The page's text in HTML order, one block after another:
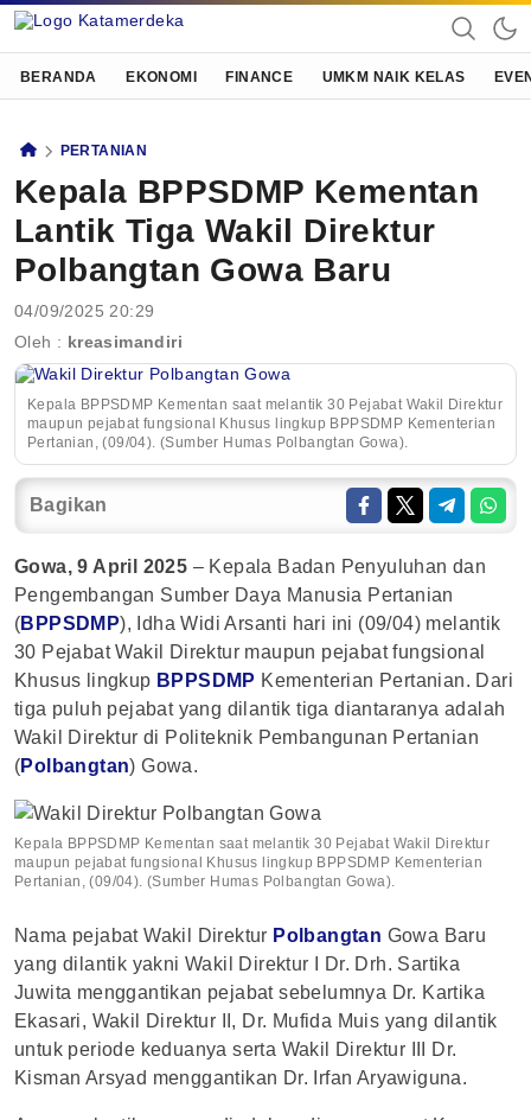
Katamerdeka
KATA MERDEKA
BERANDA EKONOMI FINANCE UMKM NAIK KELAS
PERTANIAN
Kepala BPPSDMP Kementan
Lantik Tiga Wakil Direktur
Polbangtan Gowa Baru
04/09/2025 20:29
Oleh : kreasimandiri
Kepala BPPSDMP Kementan saat melantik 30 Pejabat Wakil Direktur
maupun pejabat fungsional Khusus lingkup BPPSDMP Kementerian
Pertanian, (09/04). (Sumber Humas Polbangtan Gowa).
Bagikan
Gowa, 9 April 2025 – Kepala Badan Penyuluhan dan
Pengembangan Sumber Daya Manusia Pertanian
(BPPSDMP), Idha Widi Arsanti hari ini (09/04) melantik
30 Pejabat Wakil Direktur maupun pejabat fungsional
Khusus lingkup BPPSDMP Kementerian Pertanian. Dari
tiga puluh pejabat yang dilantik tiga diantaranya adalah
Wakil Direktur di Politeknik Pembangunan Pertanian
(Polbangtan) Gowa.
Kepala BPPSDMP Kementan saat melantik 30 Pejabat Wakil Direktur
maupun pejabat fungsional Khusus lingkup BPPSDMP Kementerian
Pertanian, (09/04). (Sumber Humas Polbangtan Gowa).
Nama pejabat Wakil Direktur Polbangtan Gowa Baru
yang dilantik yakni Wakil Direktur I Dr. Drh. Sartika
Juwita menggantikan pejabat sebelumnya Dr. Kartika
Ekasari, Wakil Direktur II, Dr. Mufida Muis yang dilantik
untuk periode keduanya serta Wakil Direktur III Dr.
Kisman Arsyad menggantikan Dr. Irfan Aryawiguna.